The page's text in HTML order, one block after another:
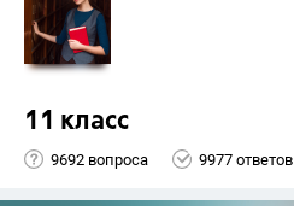
11 класс
9692 вопроса 9977 ответов